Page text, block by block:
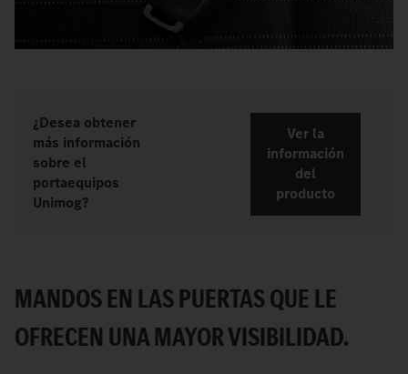
¿Desea obtener
más información
sobre el
portaequipos
Unimog?
Ver la
información
del
producto
MANDOS EN LAS PUERTAS QUE LE
OFRECEN UNA MAYOR VISIBILIDAD.